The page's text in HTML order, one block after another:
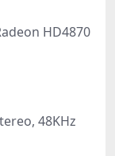
HD4870
48KHz